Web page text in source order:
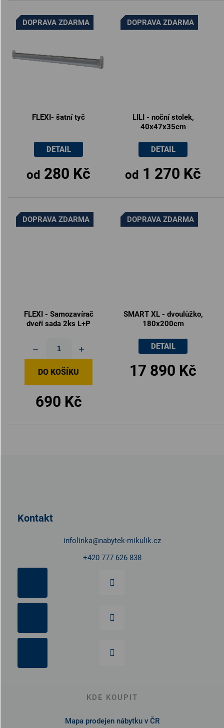
DOPRAVA ZDARMA
FLEXI- šatní tyč
od 280 Kč
DETAIL
DOPRAVA ZDARMA
LILI - noční stolek,
40x47x35cm
od 1 270 Kč
DETAIL
DOPRAVA ZDARMA
FLEXI - Samozavírač
dveří sada 2ks L+P
690 Kč
DO KOŠÍKU
DOPRAVA ZDARMA
SMART XL - dvoulůžko,
180x200cm
17 890 Kč
DETAIL
Kontakt
infolinka@nabytek-mikulik.cz
+420 777 626 838
KDE KOUPIT
Mapa prodejen nábytku v ČR